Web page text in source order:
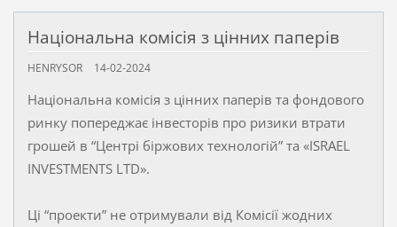
Національна комісія з цінних паперів
HENRYSOR 14-02-2024
Національна комісія з цінних паперів та фондового
ринку попереджає інвесторів про ризики втрати
грошей в “Центрі біржових технологій” та «ISRAEL
INVESTMENTS LTD».
Ці “проекти” не отримували від Комісії жодних